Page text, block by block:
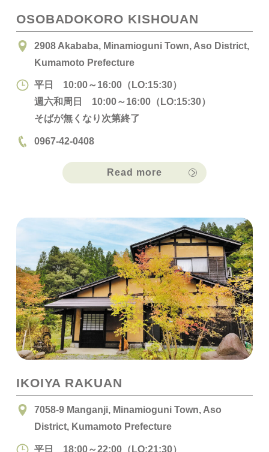
OSOBADOKORO KISHOUAN
Read more
2908 Akababa, Minamioguni Town, Aso District,
Kumamoto Prefecture
平日 10:00～16:00（LO:15:30）
週六和周日 10:00～16:00（LO:15:30）
そばが無くなり次第終了
0967-42-0408
IKOIYA RAKUAN
7058-9 Manganji, Minamioguni Town, Aso
District, Kumamoto Prefecture
平日 18:00～22:00（LO:21:30）